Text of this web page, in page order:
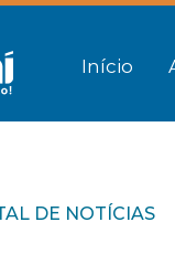
Início
DE NOTÍCIAS